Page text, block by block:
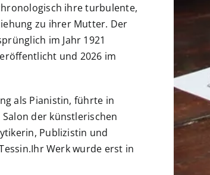
ihre turbulente,
zu ihrer Mutter. Der
im Jahr 1921
und 2026 im
als Pianistin, führte in
der künstlerischen
Publizistin und
Werk wurde erst in